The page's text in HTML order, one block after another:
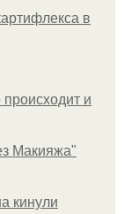
в
и
Макияжа"
кинули